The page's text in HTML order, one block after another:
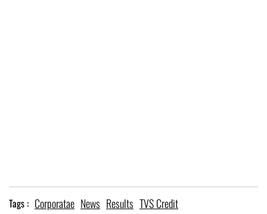
Tags : Corporatae News Results TVS Credit